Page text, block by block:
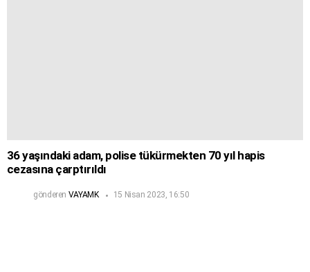
36 yaşındaki adam, polise tükürmekten 70 yıl hapis
cezasına çarptırıldı
gönderen VAYAMK 15 Nisan 2023, 16:50